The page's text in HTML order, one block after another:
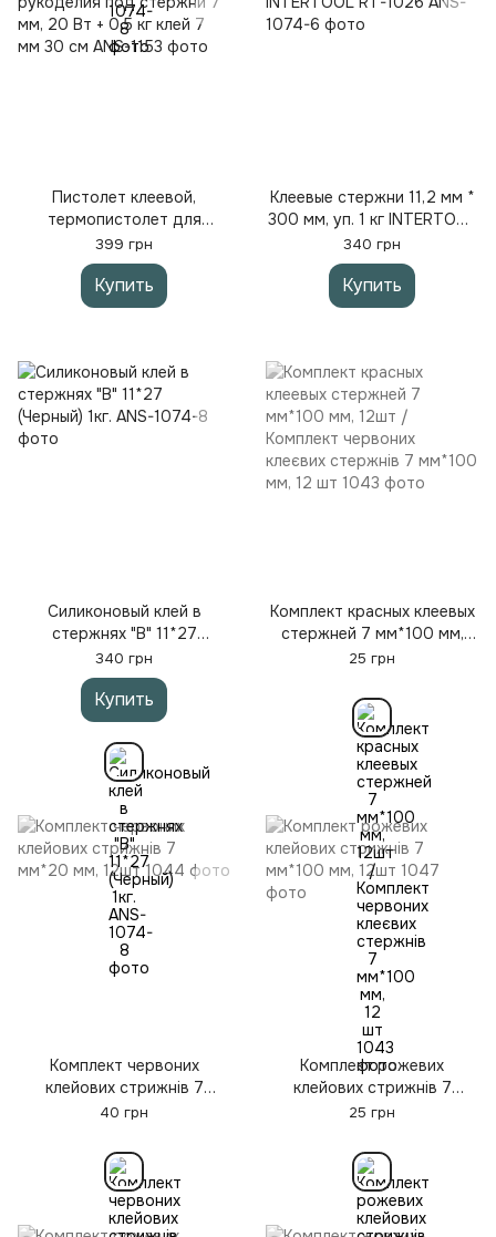
Пистолет клеевой,
термопистолет для
рукоделия под стержни 7
мм, 20 Вт + 0,5 кг клей 7
мм 30 см
399 грн
Купить
Клеевые стержни 11,2 мм *
300 мм, уп. 1 кг INTERTOOL
RT-1026
340 грн
Купить
Силиконовый клей в
стержнях "B" 11*27
(Черный) 1кг.
340 грн
Купить
Комплект красных клеевых
стержней 7 мм*100 мм,
12шт / Комплект червоних
мм, 12 шт
25 грн
Комплект червоних
клейових стрижнів 7
мм*20 мм, 12шт
40 грн
Комплект рожевих
клейових стрижнів 7
мм*100 мм, 12шт
25 грн